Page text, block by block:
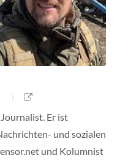
Er ist
und sozialen
und Kolumnist